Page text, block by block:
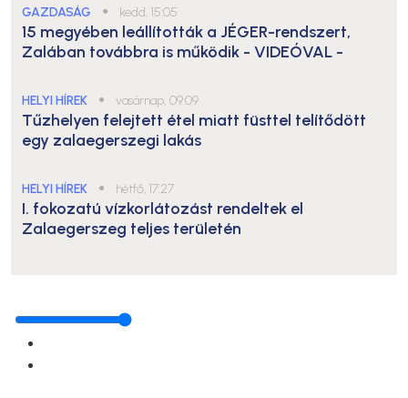
GAZDASÁG ● kedd, 15:05
15 megyében leállították a JÉGER-rendszert,
Zalában továbbra is működik - VIDEÓVAL -
HELYI HÍREK ● vasárnap, 09:09
Tűzhelyen felejtett étel miatt füsttel telítődött
egy zalaegerszegi lakás
HELYI HÍREK ● hétfő, 17:27
I. fokozatú vízkorlátozást rendeltek el
Zalaegerszeg teljes területén